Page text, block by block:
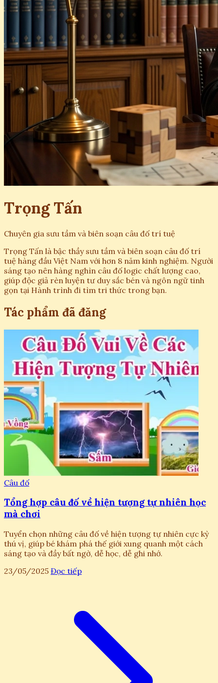
Trọng Tấn
Chuyên gia sưu tầm và biên soạn câu đố trí tuệ
Trọng Tấn là bậc thầy sưu tầm và biên soạn câu đố trí
tuệ hàng đầu Việt Nam với hơn 8 năm kinh nghiệm. Người
sáng tạo nên hàng nghìn câu đố logic chất lượng cao,
giúp độc giả rèn luyện tư duy sắc bén và ngôn ngữ tinh
gọn tại Hành trình đi tìm tri thức trong bạn.
Tác phẩm đã đăng
Câu đố
Tổng hợp câu đố về hiện tượng tự nhiên học
mà chơi
Tuyển chọn những câu đố về hiện tượng tự nhiên cực kỳ
thú vị, giúp bé khám phá thế giới xung quanh một cách
sáng tạo và đầy bất ngờ, dễ học, dễ ghi nhớ.
23/05/2025 Đọc tiếp